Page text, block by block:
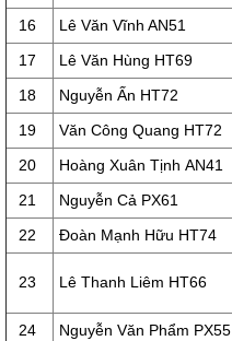
16
Lê Văn Vĩnh AN51
17
Lê Văn Hùng HT69
18
Nguyễn Ấn HT72
19
Văn Công Quang HT72
20
Hoàng Xuân Tịnh AN41
21
Nguyễn Cả PX61
22
Đoàn Mạnh Hữu HT74
23 Lê Thanh Liêm HT66
24 Nguyễn Văn Phẩm PX55